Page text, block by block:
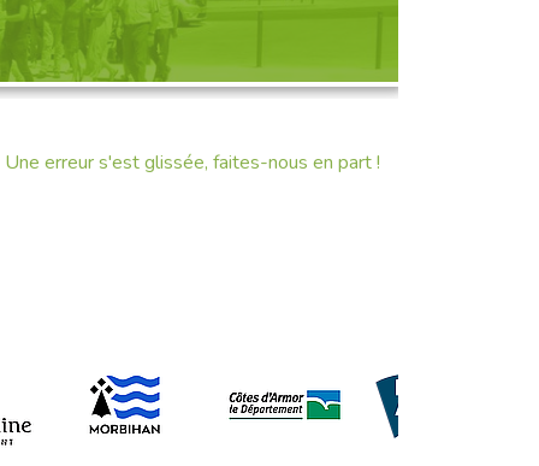
Une erreur s'est glissée, faites-nous en part !